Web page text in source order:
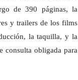
de 390 páginas, la
y trailers de los films
la taquilla, y la
consulta obligada para